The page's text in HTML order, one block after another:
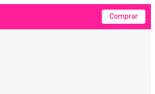
Comprar